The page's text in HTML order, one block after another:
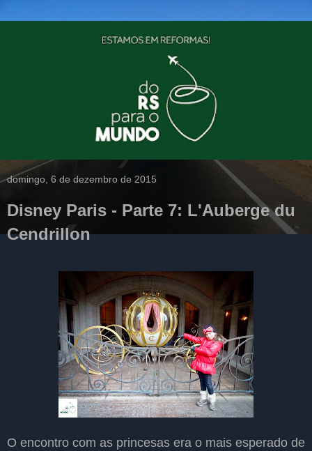
domingo, 6 de dezembro de 2015
Disney Paris - Parte 7: L'Auberge du
Cendrillon
O encontro com as princesas era o mais esperado de